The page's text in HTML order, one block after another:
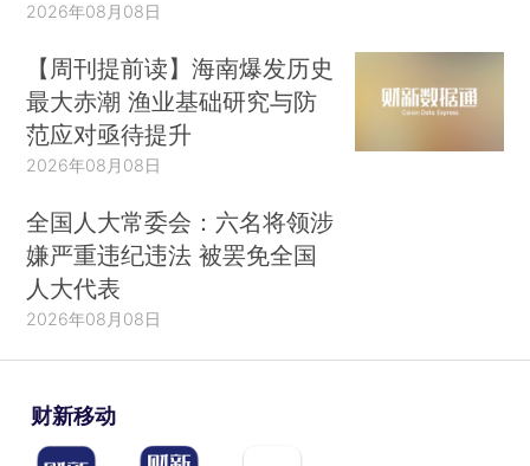
2026年08月08日
【周刊提前读】海南爆发历史
最大赤潮 渔业基础研究与防
范应对亟待提升
2026年08月08日
全国人大常委会：六名将领涉
嫌严重违纪违法 被罢免全国
人大代表
2026年08月08日
财新移动